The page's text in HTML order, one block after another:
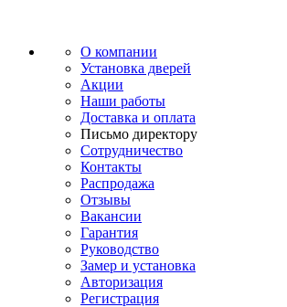
О компании
Установка дверей
Акции
Наши работы
Доставка и оплата
Письмо директору
Сотрудничество
Контакты
Распродажа
Отзывы
Вакансии
Гарантия
Руководство
Замер и установка
Авторизация
Регистрация